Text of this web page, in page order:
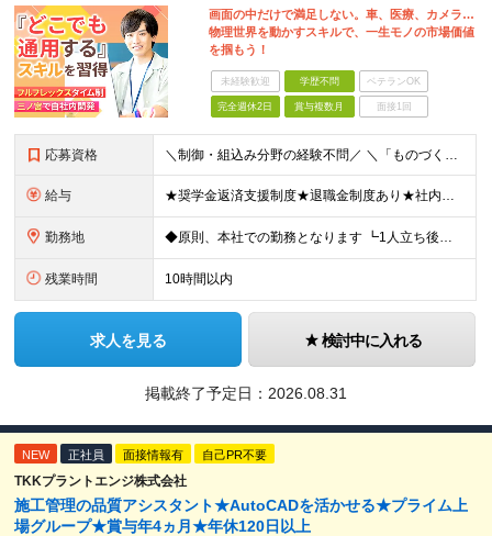
画面の中だけで満足しない。車、医療、カメラ…
物理世界を動かすスキルで、一生モノの市場価値
を掴もう！
未経験歓迎 学歴不問 ベテランOK
完全週休2日 賞与複数月 面接1回
応募資格 ＼制御・組込み分野の経験不問／ ＼「ものづくりエンジニア」になりたい方はまずはご応募ください／ ◆何らかの開発を行ったことのある方 ※言語不問(オープン・Web系でも大丈夫です) ※独学で学習してき
給与 ★奨学金返済支援制度★退職金制度あり★社内副業制度あり★家族手当あり ◆月給255,825～311,900円 ※固定残業代34,575～42,150円 (20時間分) を含む 超過分は別途割増支給
勤務地 ◆原則、本社での勤務となります ┗1人立ち後はプロジェクト先での勤務となる可能性があります 【本社所在地】兵庫県神戸市中央区江戸町104番地 江戸町104ビル5階 ◎様々な製品開発プロジェクトをご
残業時間 10時間以内
求人を見る 検討中に入れる
掲載終了予定日： 2026.08.31
NEW 正社員 面接情報有 自己PR不要
TKKプラントエンジ株式会社
施工管理の品質アシスタント★AutoCADを活かせる★プライム上
場グループ★賞与年4ヵ月★年休120日以上